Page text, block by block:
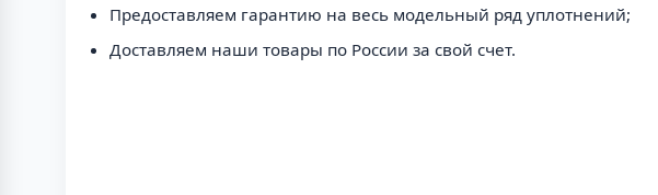
Предоставляем гарантию на весь модельный ряд уплотнений;
Доставляем наши товары по России за свой счет.